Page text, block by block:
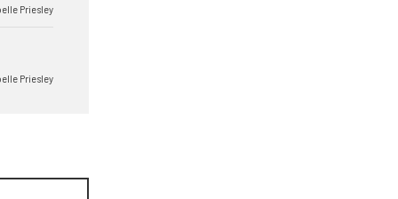
Priesley
Priesley